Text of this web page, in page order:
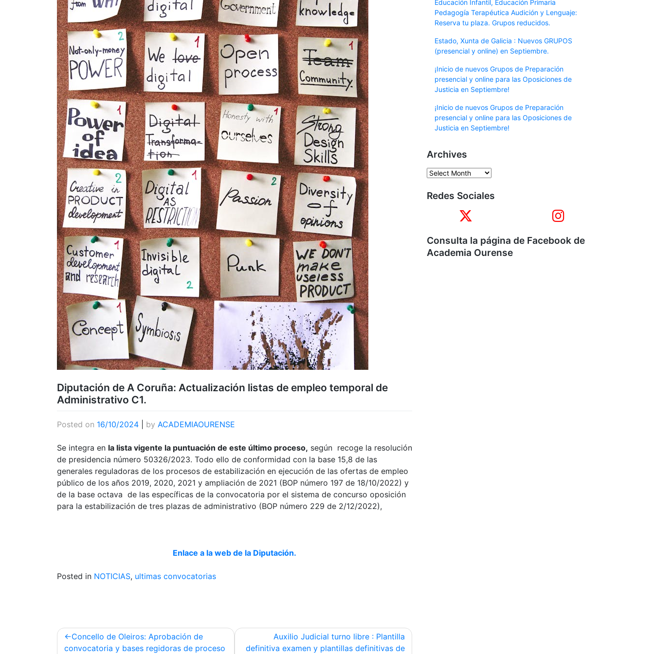
Diputación de A Coruña: Actualización listas de empleo temporal de
Administrativo C1.
Posted on 16/10/2024 by ACADEMIAOURENSE
Se integra en la lista vigente la puntuación de este último proceso, según recoge la resolución
de presidencia número 50326/2023. Todo ello de conformidad con la base 15,8 de las
generales reguladoras de los procesos de estabilización en ejecución de las ofertas de empleo
público de los años 2019, 2020, 2021 y ampliación de 2021 (BOP número 197 de 18/10/2022) y
de la base octava de las específicas de la convocatoria por el sistema de concurso oposición
para la estabilización de tres plazas de administrativo (BOP número 229 de 2/12/2022),
Enlace a la web de la Diputación.
Posted in NOTICIAS, ultimas convocatorias
Post
navigation
Concello de Oleiros: Aprobación de
convocatoria y bases regidoras de proceso
Auxilio Judicial turno libre : Plantilla
definitiva examen y plantillas definitivas de
Educación Infantil, Educación Primaria
Pedagogía Terapéutica Audición y Lenguaje:
Reserva tu plaza. Grupos reducidos.
Estado, Xunta de Galicia : Nuevos GRUPOS
(presencial y online) en Septiembre.
¡Inicio de nuevos Grupos de Preparación
presencial y online para las Oposiciones de
Justicia en Septiembre!
¡Inicio de nuevos Grupos de Preparación
presencial y online para las Oposiciones de
Justicia en Septiembre!
Archives
Archives
Redes Sociales
Consulta la página de Facebook de
Academia Ourense